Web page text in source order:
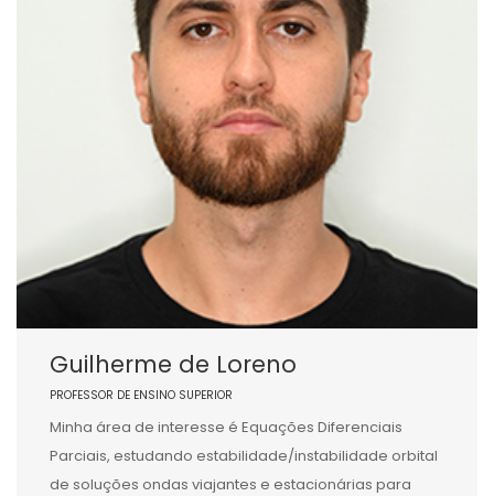
Guilherme de Loreno
PROFESSOR DE ENSINO SUPERIOR
Minha área de interesse é Equações Diferenciais
Parciais, estudando estabilidade/instabilidade orbital
de soluções ondas viajantes e estacionárias para